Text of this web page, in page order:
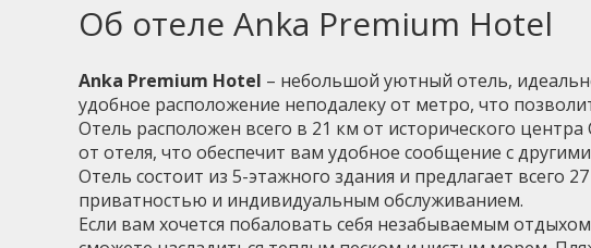
Об отеле Anka Premium Hotel
Anka Premium Hotel – небольшой уютный отель,
удобное расположение неподалеку от метро, что
Отель расположен всего в 21 км от исторического
от отеля, что обеспечит вам удобное сообщение с
Отель состоит из 5-этажного здания и предлагает всего
приватностью и индивидуальным обслуживанием.
Если вам хочется побаловать себя незабываемым